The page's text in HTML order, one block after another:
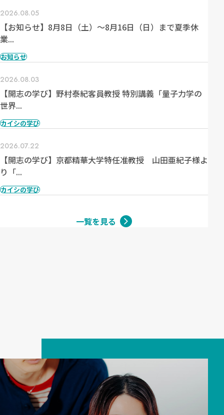
2026.08.05
【お知らせ】8月8日（土）～8月16日（日）まで夏季休
業...
お知らせ
2026.08.03
【開志の学び】野村泰紀客員教授 特別講義「量子力学の
世界...
カイシの学び
2026.07.22
【開志の学び】京都精華大学特任准教授 山田亜紀子様よ
り「...
カイシの学び
一覧を見る